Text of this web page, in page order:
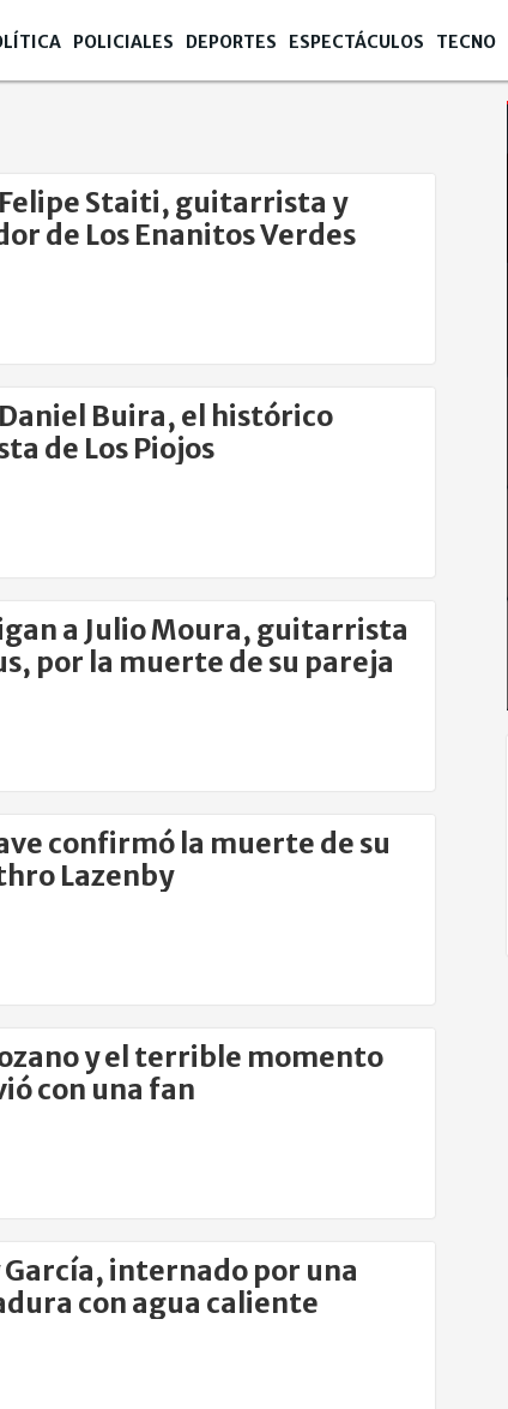
POLICIALES DEPORTES ESPECTÁCULOS TECNO
Staiti, guitarrista y
de Los Enanitos Verdes
Buira, el histórico
de Los Piojos
a Julio Moura, guitarrista
por la muerte de su pareja
confirmó la muerte de su
Lazenby
y el terrible momento
con una fan
García, internado por una
con agua caliente